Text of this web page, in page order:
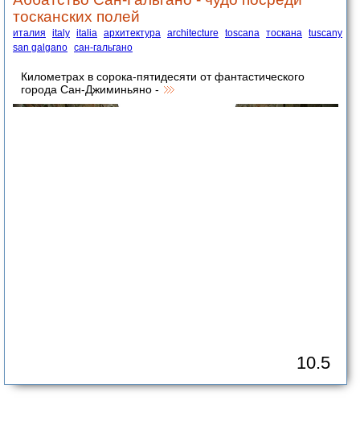
тосканских полей
италия italy italia архитектура architecture toscana тоскана tuscany
san galgano сан-гальгано
Километрах в сорока-пятидесяти от фантастического
города Сан-Джиминьяно -
10.5